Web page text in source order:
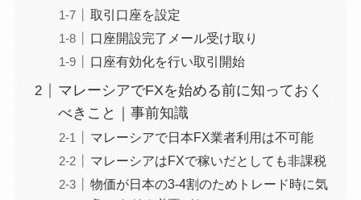
取引口座を設定
口座開設完了メール受け取り
口座有効化を行い取引開始
マレーシアでFXを始める前に知っておく
べきこと｜事前知識
マレーシアで日本FX業者利用は不可能
マレーシアはFXで稼いだとしても非課税
物価が日本の3-4割のためトレード時に気